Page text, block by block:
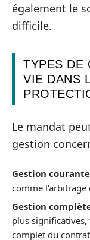
également le
difficile.
TYPES DE
VIE DANS
Le mandat
gestion
Gestion
comme
Gestion
plus
complet du